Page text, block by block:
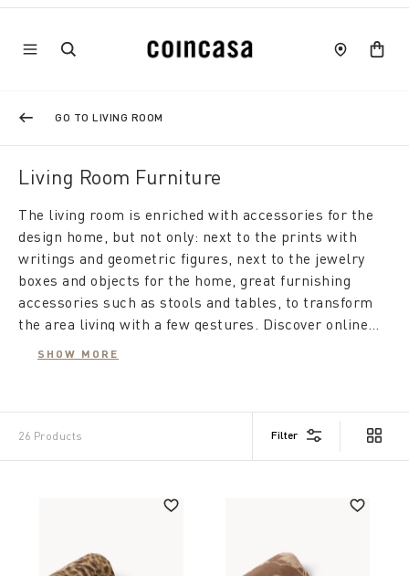
GO TO LIVING ROOM
Living Room Furniture
The living room is enriched with accessories for the
design home, but not only: next to the prints with
writings and geometric figures, next to the jewelry
boxes and objects for the home, great furnishing
accessories such as stools and tables, to transform
the area living with a few gestures. Discover online
home accessories!
SHOW MORE
26 Products Filter